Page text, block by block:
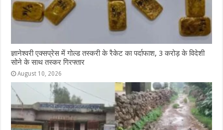
ज्ञानेश्वरी एक्सप्रेस में गोल्ड तस्करी के रैकेट का पर्दाफाश, 3 करोड़ के विदेशी
सोने के साथ तस्कर गिरफ्तार
August 10, 2026